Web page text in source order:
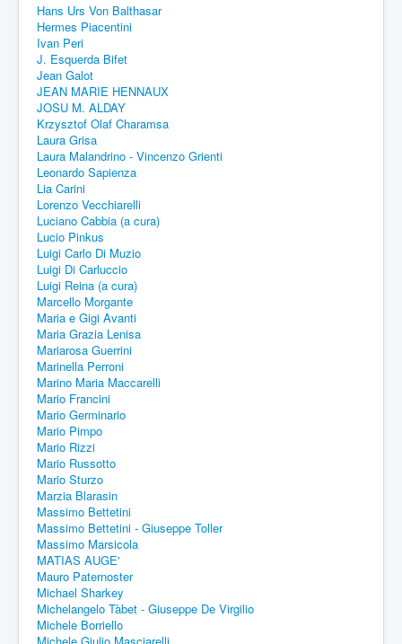
Hans Urs Von Balthasar
Hermes Piacentini
Ivan Peri
J. Esquerda Bifet
Jean Galot
JEAN MARIE HENNAUX
JOSU M. ALDAY
Krzysztof Olaf Charamsa
Laura Grisa
Laura Malandrino - Vincenzo Grienti
Leonardo Sapienza
Lia Carini
Lorenzo Vecchiarelli
Luciano Cabbia (a cura)
Lucio Pinkus
Luigi Carlo Di Muzio
Luigi Di Carluccio
Luigi Reina (a cura)
Marcello Morgante
Maria e Gigi Avanti
Maria Grazia Lenisa
Mariarosa Guerrini
Marinella Perroni
Marino Maria Maccarelli
Mario Francini
Mario Germinario
Mario Pimpo
Mario Rizzi
Mario Russotto
Mario Sturzo
Marzia Blarasin
Massimo Bettetini
Massimo Bettetini - Giuseppe Toller
Massimo Marsicola
MATIAS AUGE'
Mauro Paternoster
Michael Sharkey
Michelangelo Tàbet - Giuseppe De Virgilio
Michele Borriello